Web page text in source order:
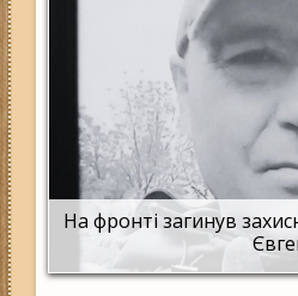
На фронті загинув